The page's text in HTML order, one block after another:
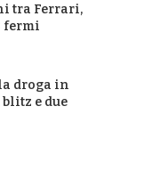
tra Ferrari,
fermi
droga in
blitz e due